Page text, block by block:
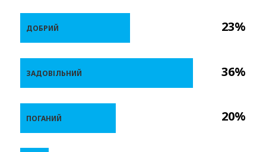
23%
36%
20%
ДОБРИЙ
ЗАДОВІЛЬНИЙ
ПОГАНИЙ